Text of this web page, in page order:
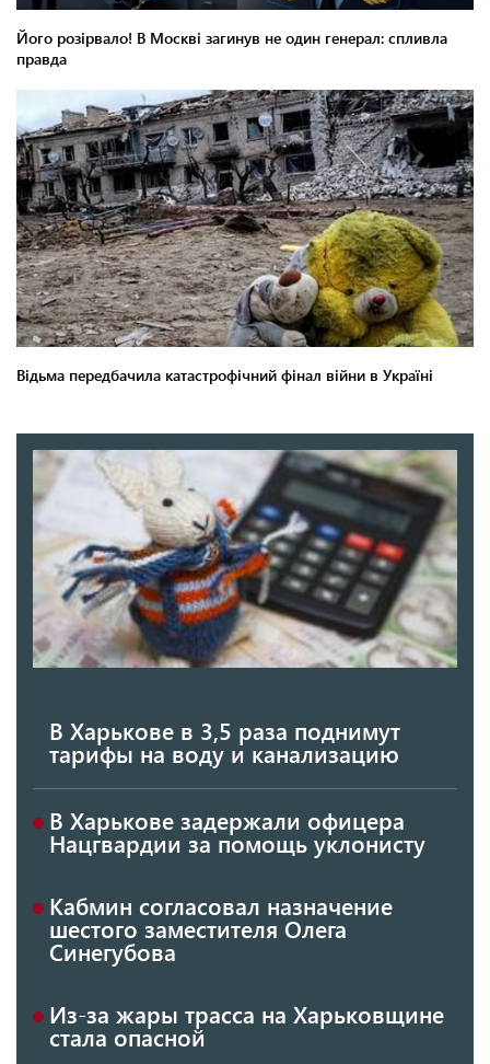
В Харькове в 3,5 раза поднимут
тарифы на воду и канализацию
В Харькове задержали офицера
Нацгвардии за помощь уклонисту
Кабмин согласовал назначение
шестого заместителя Олега
Синегубова
Из-за жары трасса на Харьковщине
стала опасной